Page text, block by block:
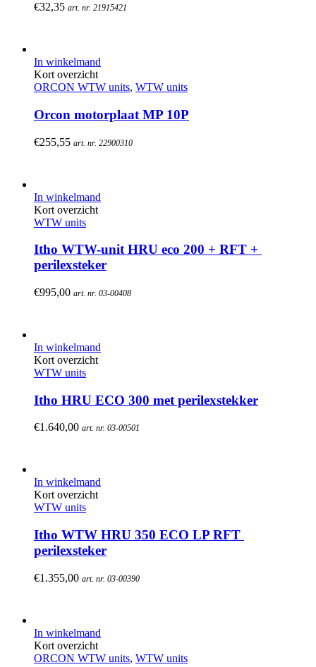
€32,35 art. nr. 21915421
In winkelmand
Kort overzicht
ORCON WTW units, WTW units
Orcon motorplaat MP 10P
€255,55 art. nr. 22900310
In winkelmand
Kort overzicht
WTW units
Itho WTW-unit HRU eco 200 + RFT +
perilexsteker
€995,00 art. nr. 03-00408
In winkelmand
Kort overzicht
WTW units
Itho HRU ECO 300 met perilexstekker
€1.640,00 art. nr. 03-00501
In winkelmand
Kort overzicht
WTW units
Itho WTW HRU 350 ECO LP RFT
perilexsteker
€1.355,00 art. nr. 03-00390
In winkelmand
Kort overzicht
ORCON WTW units, WTW units